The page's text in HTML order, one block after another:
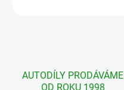
AUTODÍLY PRODÁVÁME
OD ROKU 1998